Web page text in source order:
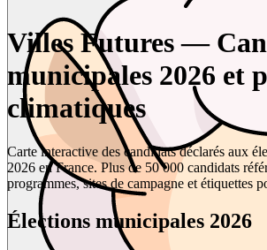
Villes Futures —
municipales 2026 et
climatiques
Carte interactive des candidats déclarés aux
2026 en France. Plus de 50 000 candidats
programmes, sites de campagne et étiquettes
Élections municipales 2026